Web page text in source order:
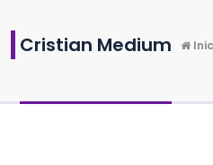
Cristian Medium